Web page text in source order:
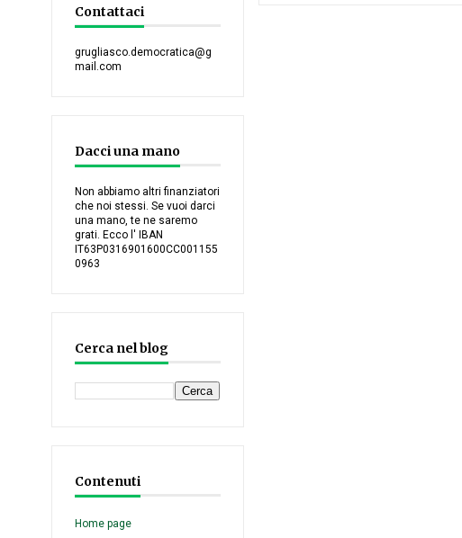
Contattaci
grugliasco.democratica@g
mail.com
Dacci una mano
Non abbiamo altri finanziatori
che noi stessi. Se vuoi darci
una mano, te ne saremo
grati. Ecco l' IBAN
IT63P0316901600CC001155
0963
Cerca nel blog
Contenuti
Home page